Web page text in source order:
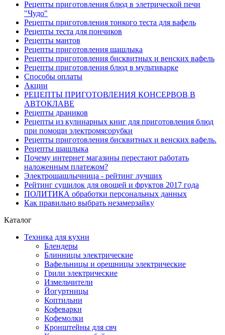
Рецепты приготовления блюд в элетрической печи
"Чудо"
Рецепты приготовления тонкого теста для вафель
Рецепты теста для пончиков
Рецепты мантов
Рецепты приготовления шашлыка
Рецепты приготовления бисквитных и венских вафель
Рецепты приготовления блюд в мультиварке
Способы оплаты
Акции
РЕЦЕПТЫ ПРИГОТОВЛЕНИЯ КОНСЕРВОВ В
АВТОКЛАВЕ
Рецепты драников
Рецепты из кулинарных книг для приготовления блюд
при помощи электромясорубки
Рецепты приготовления бисквитных и венских вафель.
Рецепты шашлыка
Почему интернет магазины перестают работать
наложенным платежом?
Электрошашлычница - рейтинг лучших
Рейтинг сушилок для овощей и фруктов 2017 года
ПОЛИТИКА обработки персональных данных
Как правильно выбрать незамерзайку
Каталог
Техника для кухни
Блендеры
Блинницы электрические
Вафельницы и орешницы электрические
Грили электрические
Измельчители
Йогуртницы
Коптильни
Кофеварки
Кофемолки
Кронштейны для свч